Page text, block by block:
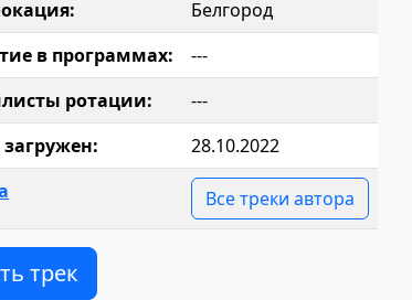
Белгород
в программах:
---
ротации:
---
загружен:
28.10.2022
Все треки автора
трек